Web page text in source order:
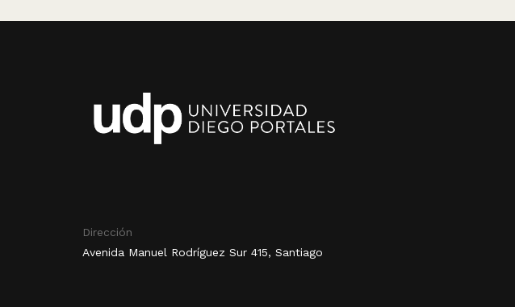
Dirección
Avenida Manuel Rodríguez Sur 415, Santiago